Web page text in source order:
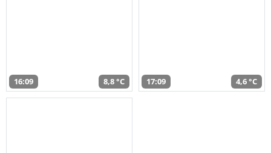
16:09 8,8 °C 17:09 4,6 °C